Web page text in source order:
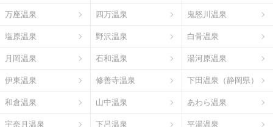
万座温泉 四万温泉 鬼怒川温泉
塩原温泉 野沢温泉 白骨温泉
月岡温泉 石和温泉 湯河原温泉
伊東温泉 修善寺温泉 下田温泉（静岡県）
和倉温泉 山中温泉 あわら温泉
宇奈月温泉 下呂温泉 平湯温泉